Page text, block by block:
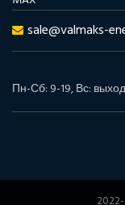
sale@valmaks-
Пн-Сб: 9-19, Вс: